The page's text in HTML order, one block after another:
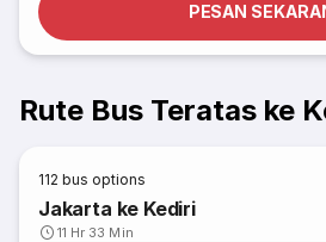
PESAN
Rute Bus Teratas ke
112 bus options
Jakarta ke Kediri
11 Hr 33 Min